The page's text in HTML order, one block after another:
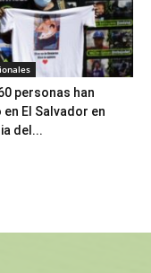
personas han
El Salvador en
del...